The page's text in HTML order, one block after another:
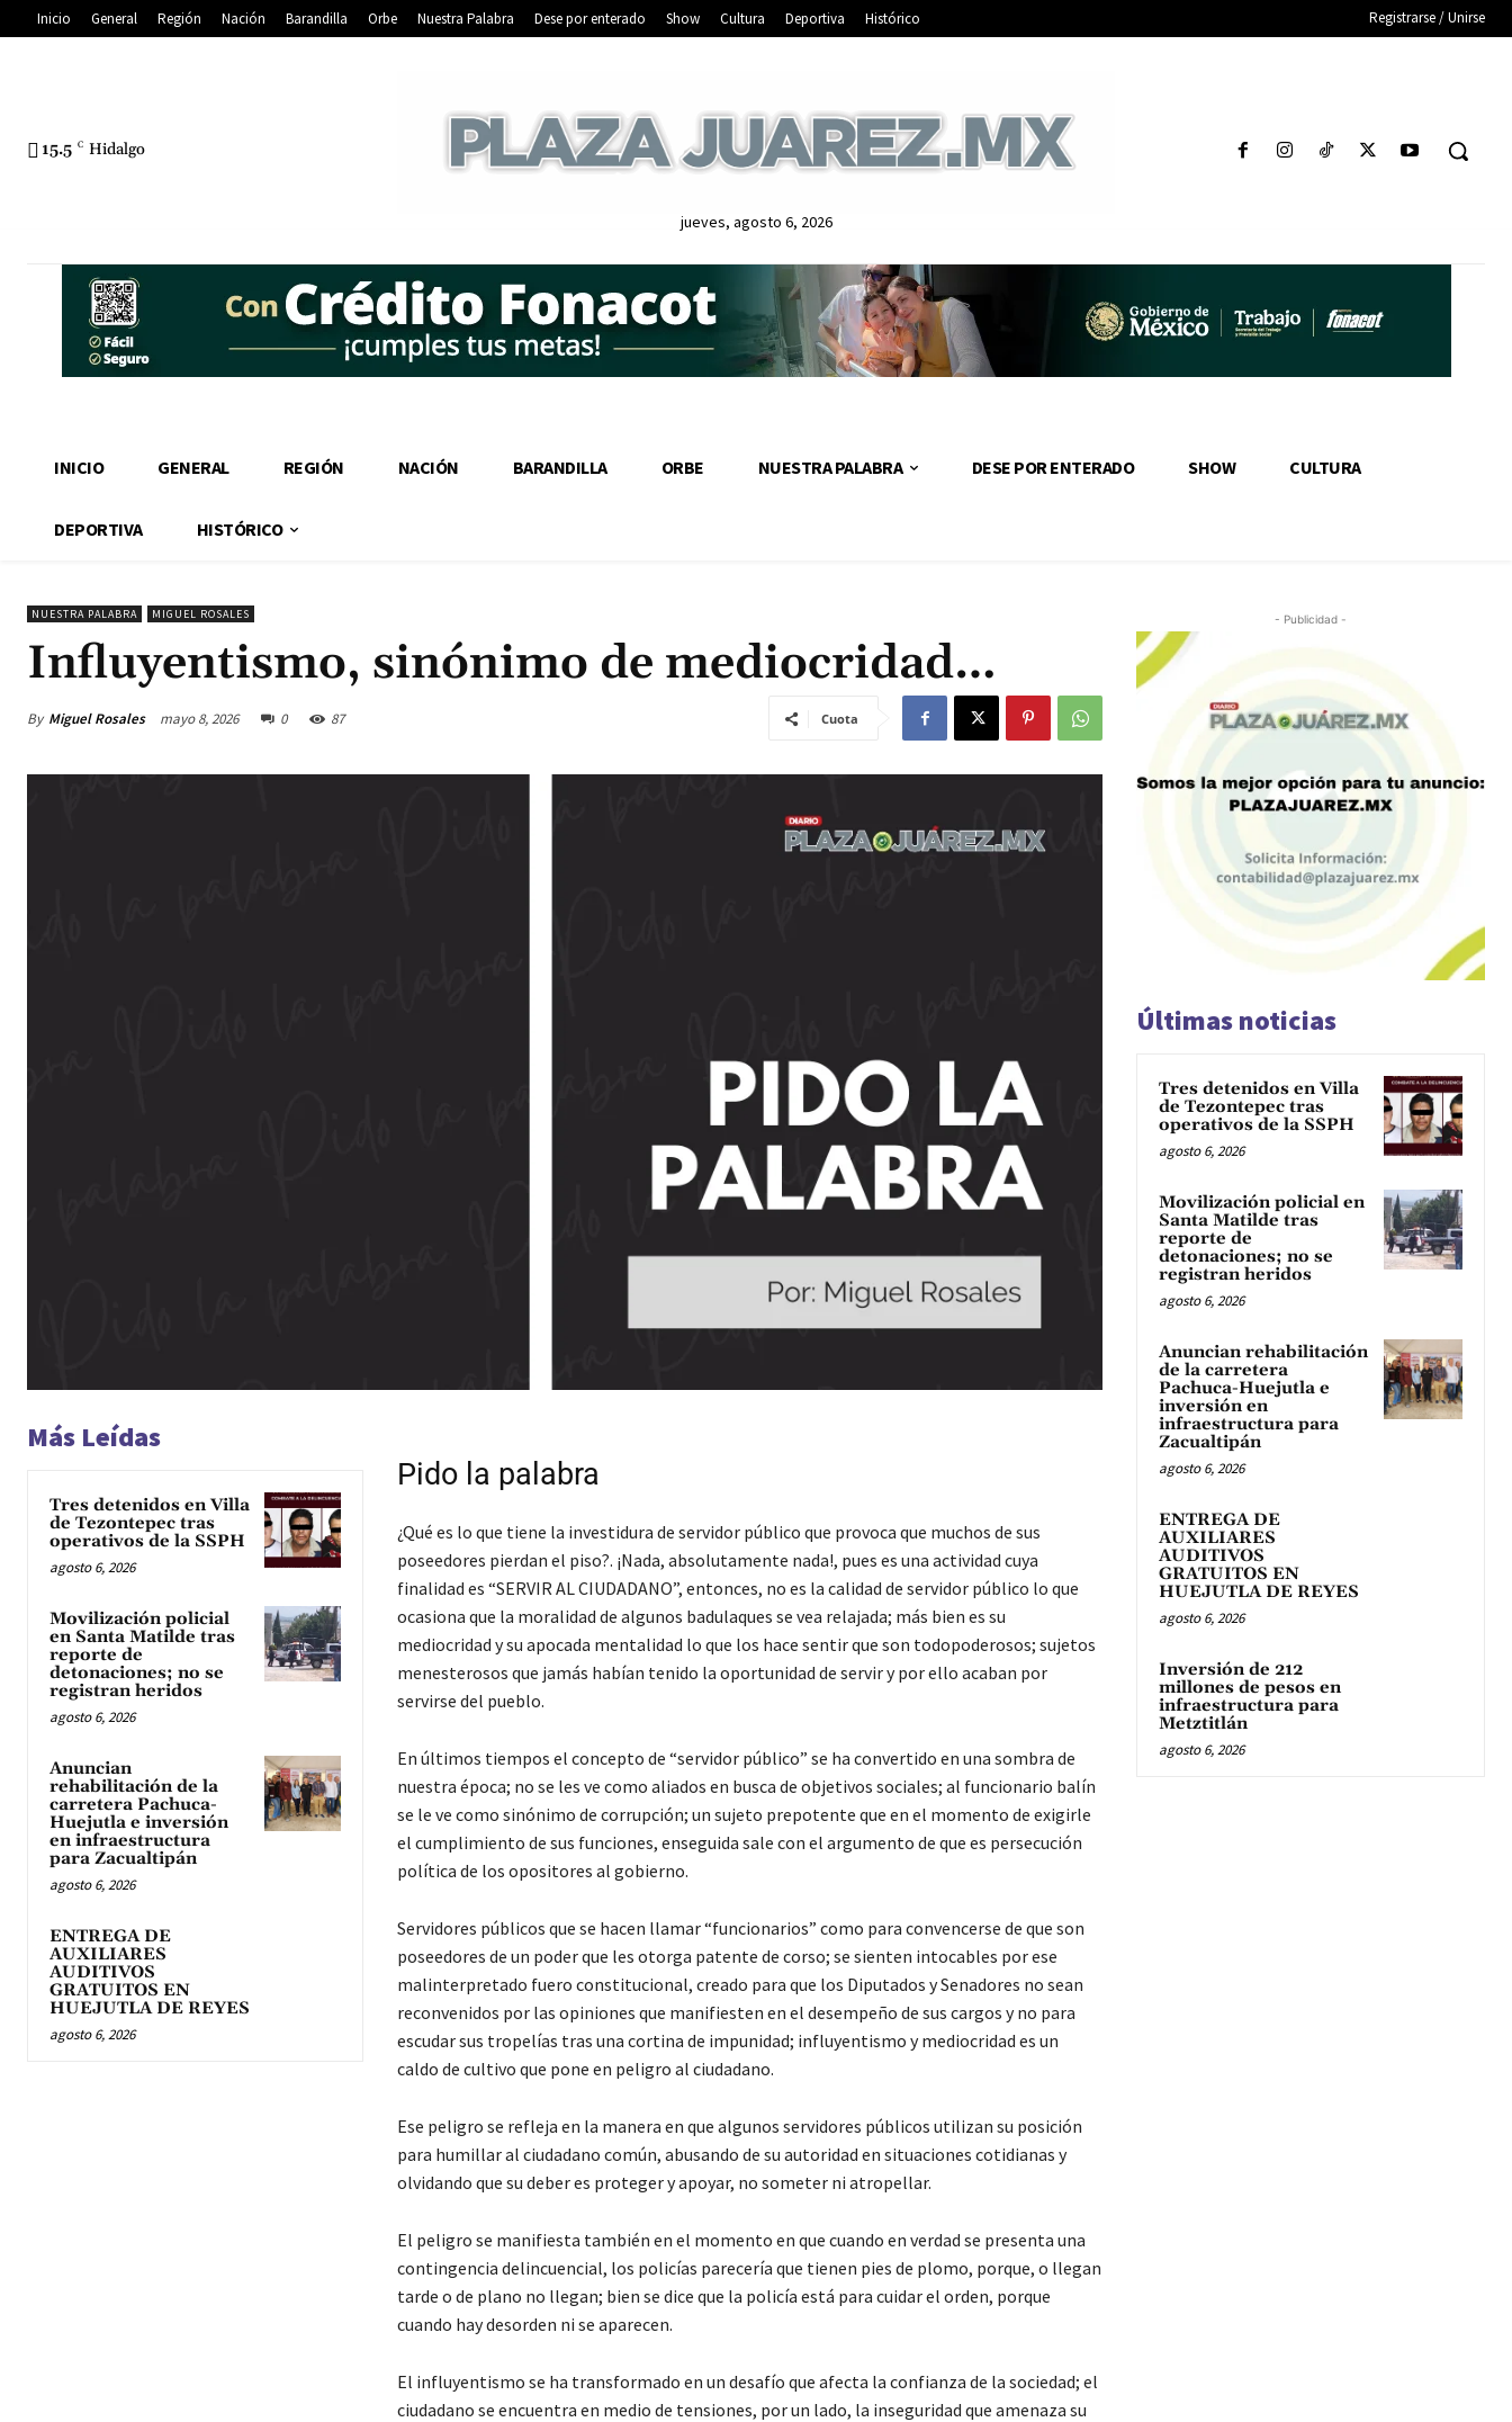
Inicio General Región Nación Barandilla Orbe Nuestra Palabra Dese por enterado Show Cultura Deportiva Histórico Registrarse / Unirse
15.5 C Hidalgo
jueves, agosto 6, 2026
INICIO GENERAL REGIÓN NACIÓN BARANDILLA ORBE NUESTRA PALABRA DESE POR ENTERADO SHOW CULTURA
DEPORTIVA HISTÓRICO
NUESTRA PALABRA MIGUEL ROSALES
Influyentismo, sinónimo de mediocridad…
By Miguel Rosales mayo 8, 2026 0 87 Cuota
Más Leídas
Tres detenidos en Villa
de Tezontepec tras
operativos de la SSPH
agosto 6, 2026
Movilización policial
en Santa Matilde tras
reporte de
detonaciones; no se
registran heridos
agosto 6, 2026
Anuncian
rehabilitación de la
carretera Pachuca-
Huejutla e inversión
en infraestructura
para Zacualtipán
agosto 6, 2026
ENTREGA DE
AUXILIARES
AUDITIVOS
GRATUITOS EN
HUEJUTLA DE REYES
agosto 6, 2026
Pido la palabra
¿Qué es lo que tiene la investidura de servidor público que provoca que muchos de sus
poseedores pierdan el piso?. ¡Nada, absolutamente nada!, pues es una actividad cuya
finalidad es “SERVIR AL CIUDADANO”, entonces, no es la calidad de servidor público lo que
ocasiona que la moralidad de algunos badulaques se vea relajada; más bien es su
mediocridad y su apocada mentalidad lo que los hace sentir que son todopoderosos; sujetos
menesterosos que jamás habían tenido la oportunidad de servir y por ello acaban por
servirse del pueblo.
En últimos tiempos el concepto de “servidor público” se ha convertido en una sombra de
nuestra época; no se les ve como aliados en busca de objetivos sociales; al funcionario balín
se le ve como sinónimo de corrupción; un sujeto prepotente que en el momento de exigirle
el cumplimiento de sus funciones, enseguida sale con el argumento de que es persecución
política de los opositores al gobierno.
Servidores públicos que se hacen llamar “funcionarios” como para convencerse de que son
poseedores de un poder que les otorga patente de corso; se sienten intocables por ese
malinterpretado fuero constitucional, creado para que los Diputados y Senadores no sean
reconvenidos por las opiniones que manifiesten en el desempeño de sus cargos y no para
escudar sus tropelías tras una cortina de impunidad; influyentismo y mediocridad es un
caldo de cultivo que pone en peligro al ciudadano.
Ese peligro se refleja en la manera en que algunos servidores públicos utilizan su posición
para humillar al ciudadano común, abusando de su autoridad en situaciones cotidianas y
olvidando que su deber es proteger y apoyar, no someter ni atropellar.
El peligro se manifiesta también en el momento en que cuando en verdad se presenta una
contingencia delincuencial, los policías parecería que tienen pies de plomo, porque, o llegan
tarde o de plano no llegan; bien se dice que la policía está para cuidar el orden, porque
cuando hay desorden ni se aparecen.
El influyentismo se ha transformado en un desafío que afecta la confianza de la sociedad; el
ciudadano se encuentra en medio de tensiones, por un lado, la inseguridad que amenaza su
- Publicidad -
Últimas noticias
Tres detenidos en Villa
de Tezontepec tras
operativos de la SSPH
agosto 6, 2026
Movilización policial en
Santa Matilde tras
reporte de
detonaciones; no se
registran heridos
agosto 6, 2026
Anuncian rehabilitación
de la carretera
Pachuca-Huejutla e
inversión en
infraestructura para
Zacualtipán
agosto 6, 2026
ENTREGA DE
AUXILIARES
AUDITIVOS
GRATUITOS EN
HUEJUTLA DE REYES
agosto 6, 2026
Inversión de 212
millones de pesos en
infraestructura para
Metztitlán
agosto 6, 2026